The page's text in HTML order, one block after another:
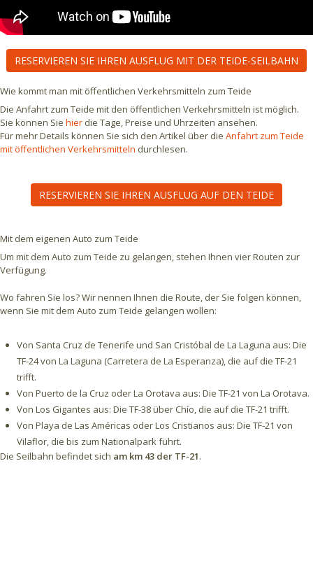
RESERVIEREN SIE IHREN AUSFLUG MIT DER TEIDE-SEILBAHN
Wie kommt man mit öffentlichen Verkehrsmitteln zum Teide
Die Anfahrt zum Teide mit den öffentlichen Verkehrsmitteln ist möglich.
Sie können Sie hier die Tage, Preise und Uhrzeiten ansehen.
Für mehr Details können Sie sich den Artikel über die Anfahrt zum Teide
mit öffentlichen Verkehrsmitteln durchlesen.
RESERVIEREN SIE IHREN AUSFLUG AUF DEN TEIDE
Mit dem eigenen Auto zum Teide
Um mit dem Auto zum Teide zu gelangen, stehen Ihnen vier Routen zur
Verfügung.
Wo fahren Sie los? Wir nennen Ihnen die Route, der Sie folgen können,
wenn Sie mit dem Auto zum Teide gelangen wollen:
Von Santa Cruz de Tenerife und San Cristóbal de La Laguna aus: Die
TF-24 von La Laguna (Carretera de La Esperanza), die auf die TF-21
trifft.
Von Puerto de la Cruz oder La Orotava aus: Die TF-21 von La Orotava.
Von Los Gigantes aus: Die TF-38 über Chío, die auf die TF-21 trifft.
Von Playa de Las Américas oder Los Cristianos aus: Die TF-21 von
Vilaflor, die bis zum Nationalpark führt.
Die Seilbahn befindet sich am km 43 der TF-21.